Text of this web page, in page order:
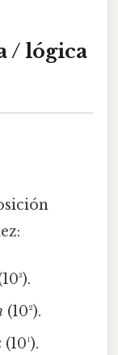
/ lógica
(10²).
(10¹).